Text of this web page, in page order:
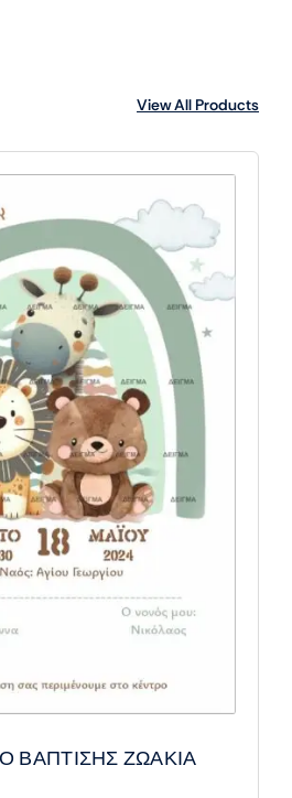
View All Products
ΒΑΠΤΙΣΗΣ ΖΩΑΚΙΑ